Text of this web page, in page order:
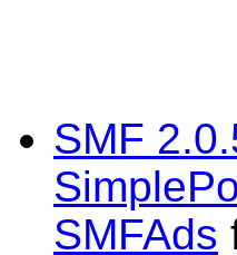
SMF
SMFAds